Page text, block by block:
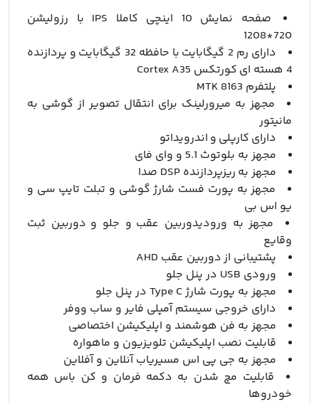
صفحه نمایش 10 اینچی کاملا IPS با رزولیشن
720*1208
دارای رم 2 گیگابایت با حافظه 32 گیگابایت و پردازنده
4 هسته ای کورتکس Cortex A35
پلتفرم MTK 8163
مجهز به میرورلینک برای انتقال تصویر از گوشی به
مانیتور
دارای کارپلی و اندرویداتو
مجهز به بلوتوث 5.1 و وای فای
مجهز به ریزپردازنده DSP صدا
مجهز به پورت فست شارژ گوشی و تبلت تایپ سی و
یو اس بی
مجهز به ورودیدوربین عقب و جلو و دوربین ثبت
وقایع
پشتیبانی از دوربین عقب AHD
ورودی USB در پنل جلو
مجهز به پورت شارژ Type C در پنل جلو
دارای خروجی سیستم آمپلی فایر و ساب ووفر
مجهز به فن هوشمند و اپلیکیشن اختصاصی
قابلیت نصب اپلیکیشن تلویزیون و ماهواره
مجهز به جی پی اس مسیریاب آنلاین و آفلاین
قابلیت مچ شدن به دکمه فرمان و کن باس همه
خودروها